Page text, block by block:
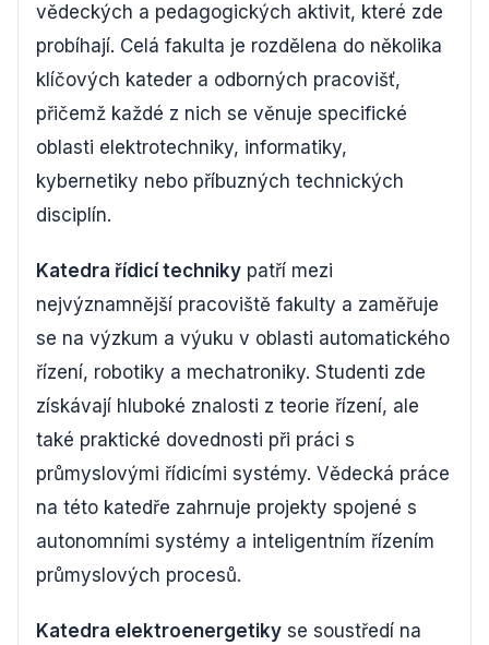
vědeckých a pedagogických aktivit, které zde
probíhají. Celá fakulta je rozdělena do několika
klíčových kateder a odborných pracovišť,
přičemž každé z nich se věnuje specifické
oblasti elektrotechniky, informatiky,
kybernetiky nebo příbuzných technických
disciplín.
Katedra řídicí techniky patří mezi
nejvýznamnější pracoviště fakulty a zaměřuje
se na výzkum a výuku v oblasti automatického
řízení, robotiky a mechatroniky. Studenti zde
získávají hluboké znalosti z teorie řízení, ale
také praktické dovednosti při práci s
průmyslovými řídicími systémy. Vědecká práce
na této katedře zahrnuje projekty spojené s
autonomními systémy a inteligentním řízením
průmyslových procesů.
Katedra elektroenergetiky se soustředí na